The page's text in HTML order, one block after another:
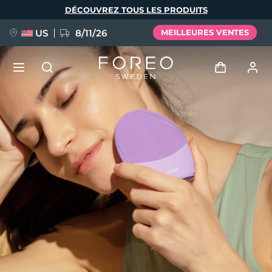
DÉCOUVREZ TOUS LES PRODUITS
US 8/11/26 MEILLEURES VENTES
Profil de l'utilisateur
Mes appareils
Mes commandes
Mes adresses
Mes abonnements
NOUVEAU
FAQ™ Pure Beauty-Tech Elixir
BREAKING NEWS
issa™ Teeth Whitening Set
Langue
English Deutsch
Español
Français
Italiano
Português
Svenska
Русский
Türkçe
简体中文 繁體中文